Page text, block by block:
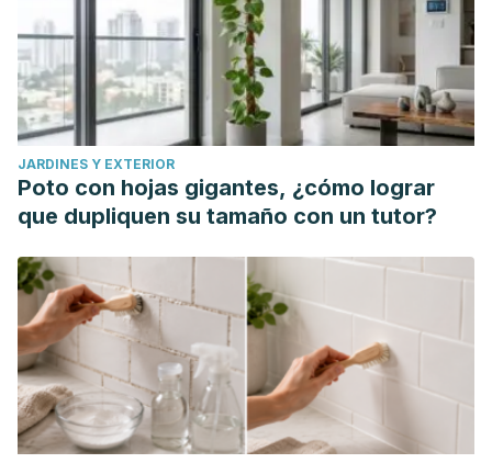
Briceño-Pérez, Carlos, and Juan Carlos Briceño-Sanabria.
"Administración prenatal de corticosteroides para
maduración pulmonar fetal: realidad mundial."Rev Obstet
Ginecol Venez79.4 (2019): 246-258.
De la Rosa Illescas, Lissette Stefanía.Eficacia del cerclaje
cervical para la prevención del parto pretérmino
Universidad de Guayaquil. Facultad de Ciencias Médicas.
JARDINES Y EXTERIOR
Poto con hojas gigantes, ¿cómo lograr
que dupliquen su tamaño con un tutor?